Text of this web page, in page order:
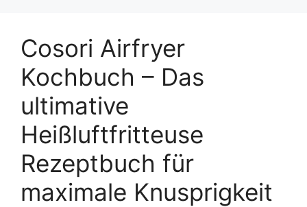
Cosori Airfryer
Kochbuch – Das
ultimative
Heißluftfritteuse
Rezeptbuch für
maximale Knusprigkeit